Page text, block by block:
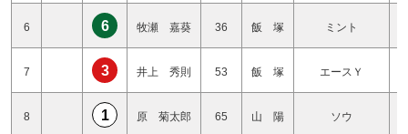
6 6 牧瀬 嘉葵 36 飯 塚 ミント
7 3 井上 秀則 53 飯 塚 エースＹ
8 1 原 菊太郎 65 山 陽 ソウ